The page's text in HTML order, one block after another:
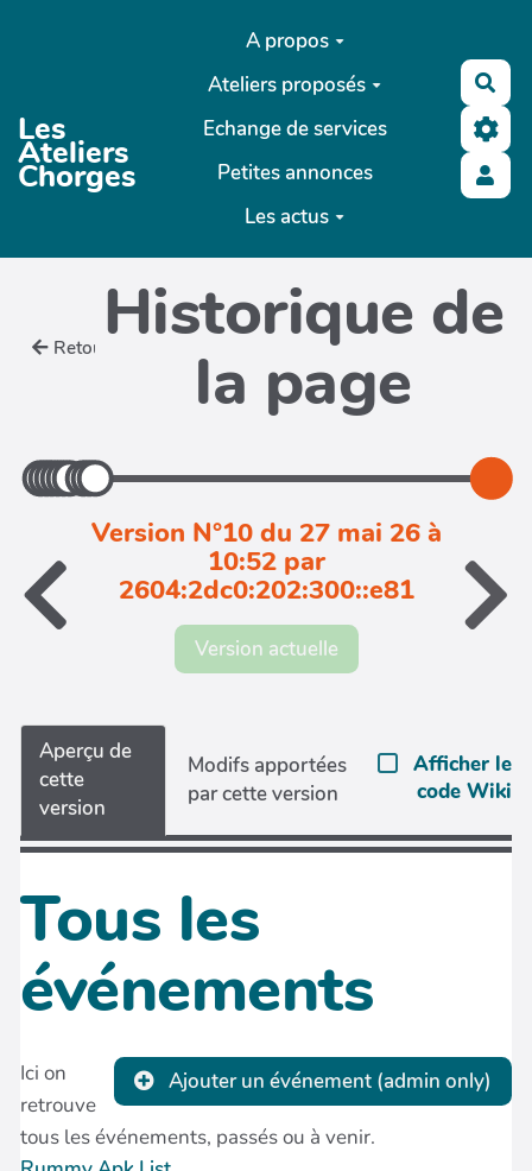
Aller au contenu principal
Les
Ateliers
Chorges
A propos
Ateliers proposés
Echange de services
Petites annonces
Les actus
Retour Historique de
la page
Version N°10 du 27 mai 26 à
10:52 par
2604:2dc0:202:300::e81
Version actuelle
Aperçu de
cette
version
Modifs apportées
par cette version
Afficher le
code Wiki